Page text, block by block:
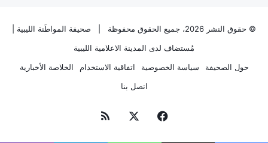
© حقوق النشر 2026، جميع الحقوق محفوظة | صحيفة المواطَنة الليبية
مُستضاف لدى المدينة الاعلامية الليبية
حول الصحيفة
سياسة الخصوصية اتفاقية الاستخدام
الخلاصة الأخبارية
اتصل بنا
فيسبوك ملخص